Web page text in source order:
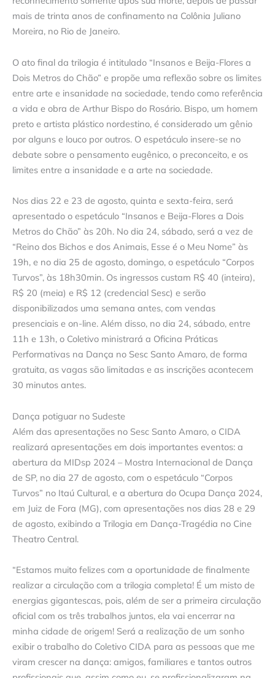
mais de trinta anos de confinamento na Colônia Juliano
Moreira, no Rio de Janeiro.
O ato final da trilogia é intitulado “Insanos e Beija-Flores a
Dois Metros do Chão” e propõe uma reflexão sobre os limites
entre arte e insanidade na sociedade, tendo como referência
a vida e obra de Arthur Bispo do Rosário. Bispo, um homem
preto e artista plástico nordestino, é considerado um gênio
por alguns e louco por outros. O espetáculo insere-se no
debate sobre o pensamento eugênico, o preconceito, e os
limites entre a insanidade e a arte na sociedade.
Nos dias 22 e 23 de agosto, quinta e sexta-feira, será
apresentado o espetáculo “Insanos e Beija-Flores a Dois
Metros do Chão” às 20h. No dia 24, sábado, será a vez de
“Reino dos Bichos e dos Animais, Esse é o Meu Nome” às
19h, e no dia 25 de agosto, domingo, o espetáculo “Corpos
Turvos”, às 18h30min. Os ingressos custam R$ 40 (inteira),
R$ 20 (meia) e R$ 12 (credencial Sesc) e serão
disponibilizados uma semana antes, com vendas
presenciais e on-line. Além disso, no dia 24, sábado, entre
11h e 13h, o Coletivo ministrará a Oficina Práticas
Performativas na Dança no Sesc Santo Amaro, de forma
gratuita, as vagas são limitadas e as inscrições acontecem
30 minutos antes.
Dança potiguar no Sudeste
Além das apresentações no Sesc Santo Amaro, o CIDA
realizará apresentações em dois importantes eventos: a
abertura da MIDsp 2024 – Mostra Internacional de Dança
de SP, no dia 27 de agosto, com o espetáculo “Corpos
Turvos” no Itaú Cultural, e a abertura do Ocupa Dança 2024,
em Juiz de Fora (MG), com apresentações nos dias 28 e 29
de agosto, exibindo a Trilogia em Dança-Tragédia no Cine
Theatro Central.
“Estamos muito felizes com a oportunidade de finalmente
realizar a circulação com a trilogia completa! É um misto de
energias gigantescas, pois, além de ser a primeira circulação
oficial com os três trabalhos juntos, ela vai encerrar na
minha cidade de origem! Será a realização de um sonho
exibir o trabalho do Coletivo CIDA para as pessoas que me
viram crescer na dança: amigos, familiares e tantos outros